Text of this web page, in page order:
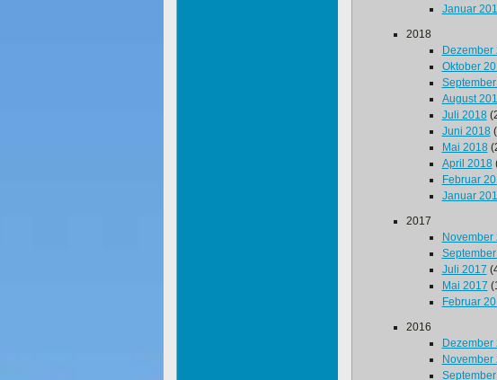
Januar
2018
Dezember
Oktober
August
Juli 2018
Juni 2018
Mai 2018
April 2018
Februar
Januar
2017
November
Juli 2017
Mai 2017
Februar
2016
Dezember
November